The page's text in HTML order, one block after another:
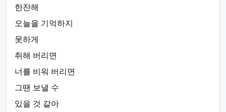
한잔해
오늘을 기억하지
못하게
취해 버리면
너를 비워 버리면
그땐 보낼 수
있을 것 같아